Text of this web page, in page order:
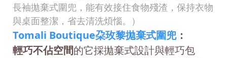
長袖拋棄式圍兜，能有效接住食物殘渣，保持衣物
與桌面整潔，省去清洗煩惱。）
Tomali Boutique朶玫黎拋棄式圍兜：
輕巧不佔空間的它採拋棄式設計與輕巧包